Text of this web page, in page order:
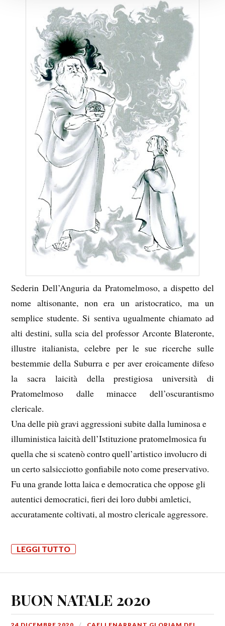
Sederin Dell’Anguria da Pratomelmoso, a dispetto del
nome altisonante, non era un aristocratico, ma un
semplice studente. Si sentiva ugualmente chiamato ad
alti destini, sulla scia del professor Arconte Blateronte,
illustre italianista, celebre per le sue ricerche sulle
bestemmie della Suburra e per aver eroicamente difeso
la sacra laicità della prestigiosa università di
Pratomelmoso dalle minacce dell’oscurantismo
clericale.
Una delle più gravi aggressioni subite dalla luminosa e
illuministica laicità dell’Istituzione pratomelmosica fu
quella che si scatenò contro quell’artistico involucro di
un certo salsicciotto gonfiabile noto come preservativo.
Fu una grande lotta laica e democratica che oppose gli
autentici democratici, fieri dei loro dubbi amletici,
accuratamente coltivati, al mostro clericale aggressore.
LEGGI TUTTO
BUON NATALE 2020